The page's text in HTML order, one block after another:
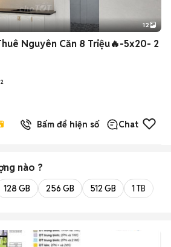
+2
12
Nguyên Căn 8 Triệu🔥-5x20- 2
Bấm để hiện số Chat
nào ?
128 GB 256 GB 512 GB 1 TB